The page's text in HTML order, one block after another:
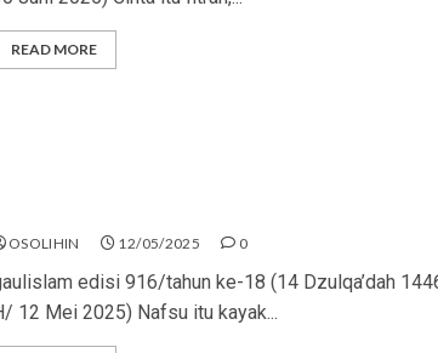
READ MORE
OSOLIHIN 12/05/2025 0
edisi 916/tahun ke-18 (14 Dzulqa’dah
12 Mei 2025) Nafsu itu kayak...